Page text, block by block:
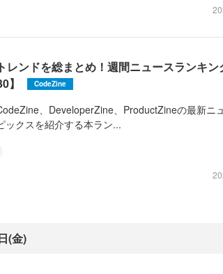
レンドを総まとめ！週間ニュースランキン
】
CodeZine
、DeveloperZine、ProductZineの最新ニ
ックスを紹介する本ラン...
(金)